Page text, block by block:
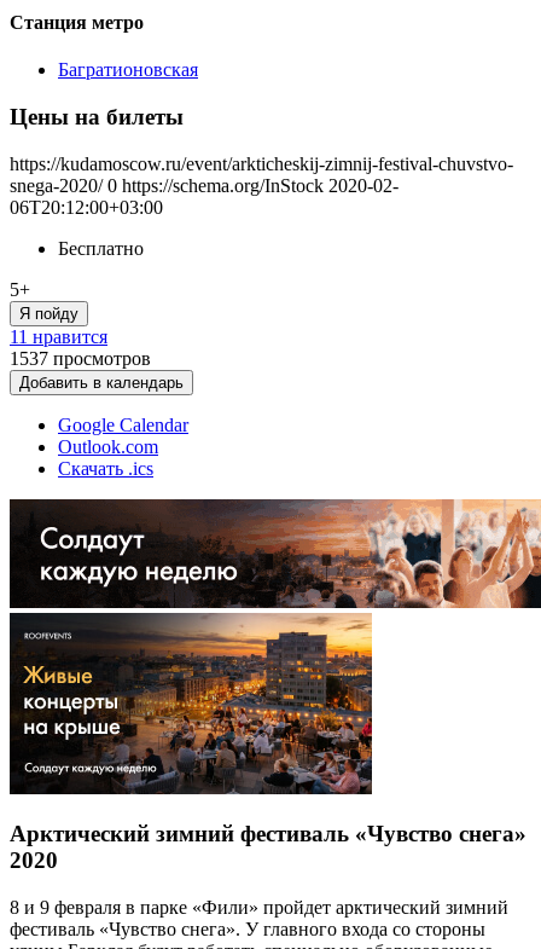
Станция метро
Багратионовская
Цены на билеты
https://kudamoscow.ru/event/arkticheskij-zimnij-festival-chuvstvo-
snega-2020/ 0 https://schema.org/InStock 2020-02-
06T20:12:00+03:00
Бесплатно
5+
Я пойду
11 нравится
1537 просмотров
Добавить в календарь
Google Calendar
Outlook.com
Скачать .ics
Арктический зимний фестиваль «Чувство снега»
2020
8 и 9 февраля в парке «Фили» пройдет арктический зимний
фестиваль «Чувство снега». У главного входа со стороны